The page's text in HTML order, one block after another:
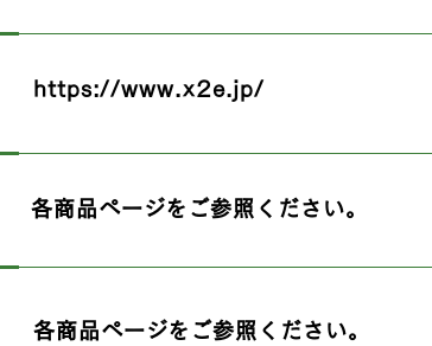
https://www.x2e.jp/
各商品ページをご参照ください。
各商品ページをご参照ください。